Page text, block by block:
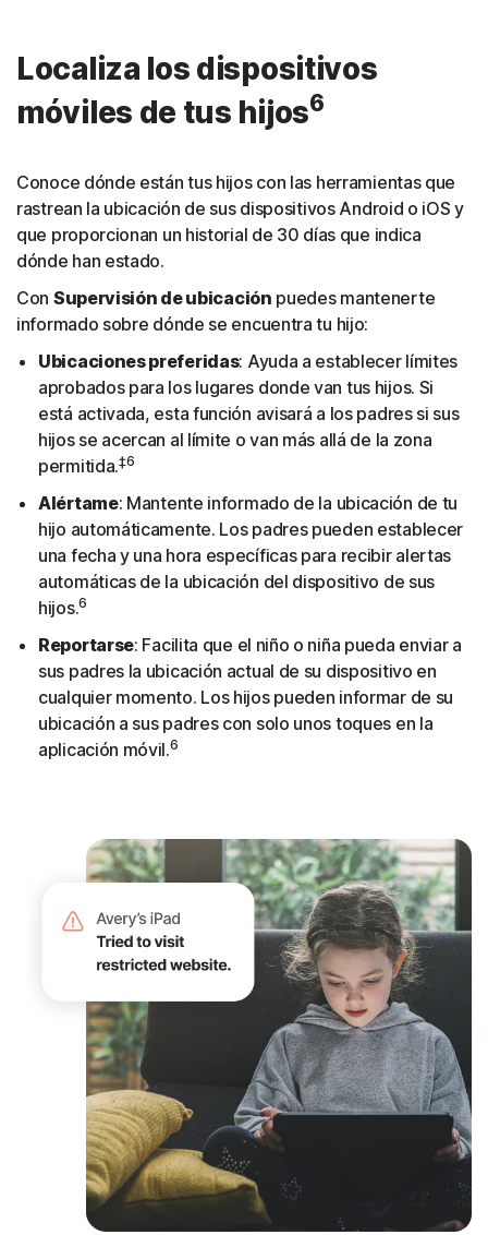
Localiza los dispositivos
móviles de tus hijos6
Conoce dónde están tus hijos con las herramientas que
rastrean la ubicación de sus dispositivos Android o iOS y
que proporcionan un historial de 30 días que indica
dónde han estado.
Con Supervisión de ubicación puedes mantenerte
informado sobre dónde se encuentra tu hijo:
Ubicaciones preferidas: Ayuda a establecer límites
aprobados para los lugares donde van tus hijos. Si
está activada, esta función avisará a los padres si sus
hijos se acercan al límite o van más allá de la zona
permitida.‡6
Alértame: Mantente informado de la ubicación de tu
hijo automáticamente. Los padres pueden establecer
una fecha y una hora específicas para recibir alertas
automáticas de la ubicación del dispositivo de sus
hijos.6
Reportarse: Facilita que el niño o niña pueda enviar a
sus padres la ubicación actual de su dispositivo en
cualquier momento. Los hijos pueden informar de su
ubicación a sus padres con solo unos toques en la
aplicación móvil.6